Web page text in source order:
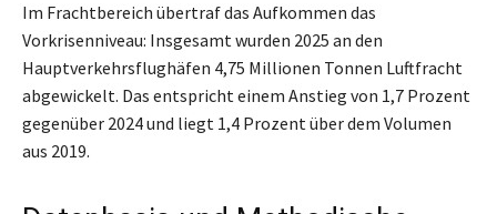
Im Frachtbereich übertraf das Aufkommen das
Vorkrisenniveau: Insgesamt wurden 2025 an den
Hauptverkehrsflughäfen 4,75 Millionen Tonnen Luftfracht
abgewickelt. Das entspricht einem Anstieg von 1,7 Prozent
gegenüber 2024 und liegt 1,4 Prozent über dem Volumen
aus 2019.